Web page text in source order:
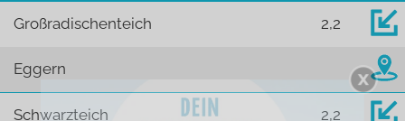
Großradischenteich 2,2
Eggern
Schwarzteich 2,2